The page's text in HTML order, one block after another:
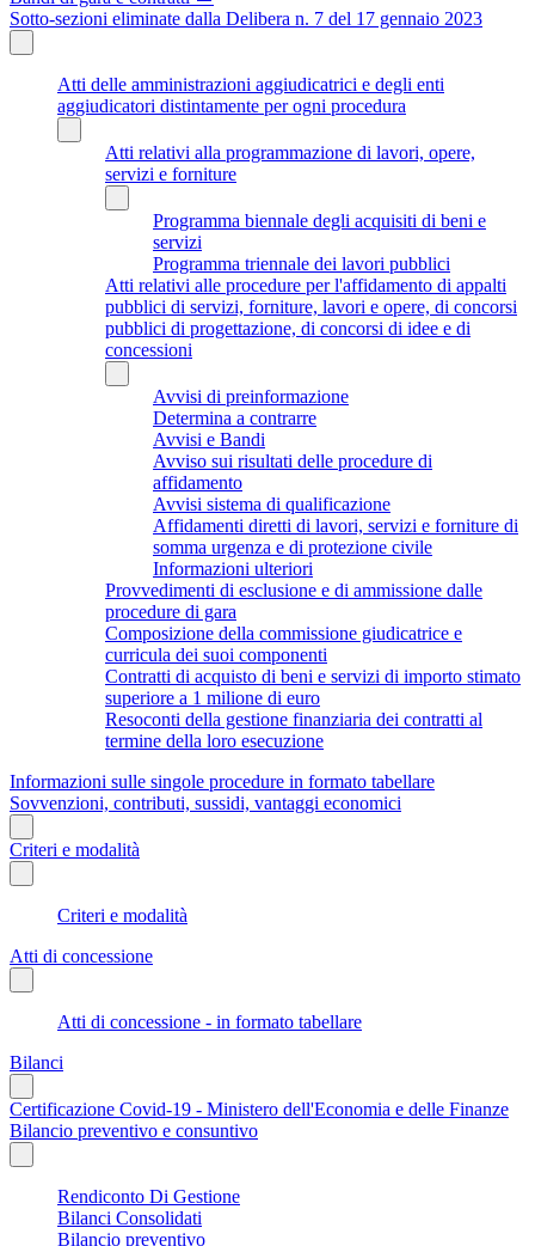
Sotto-sezioni eliminate dalla Delibera n. 7 del 17 gennaio 2023
Atti delle amministrazioni aggiudicatrici e degli enti
aggiudicatori distintamente per ogni procedura
Atti relativi alla programmazione di lavori, opere,
servizi e forniture
Programma biennale degli acquisiti di beni e
servizi
Programma triennale dei lavori pubblici
Atti relativi alle procedure per l'affidamento di appalti
pubblici di servizi, forniture, lavori e opere, di concorsi
pubblici di progettazione, di concorsi di idee e di
concessioni
Avvisi di preinformazione
Determina a contrarre
Avvisi e Bandi
Avviso sui risultati delle procedure di
affidamento
Avvisi sistema di qualificazione
Affidamenti diretti di lavori, servizi e forniture di
somma urgenza e di protezione civile
Informazioni ulteriori
Provvedimenti di esclusione e di ammissione dalle
procedure di gara
Composizione della commissione giudicatrice e
curricula dei suoi componenti
Contratti di acquisto di beni e servizi di importo stimato
superiore a 1 milione di euro
Resoconti della gestione finanziaria dei contratti al
termine della loro esecuzione
Informazioni sulle singole procedure in formato tabellare
Sovvenzioni, contributi, sussidi, vantaggi economici
Criteri e modalità
Criteri e modalità
Atti di concessione
Atti di concessione - in formato tabellare
Bilanci
Certificazione Covid-19 - Ministero dell'Economia e delle Finanze
Bilancio preventivo e consuntivo
Rendiconto Di Gestione
Bilanci Consolidati
Bilancio preventivo